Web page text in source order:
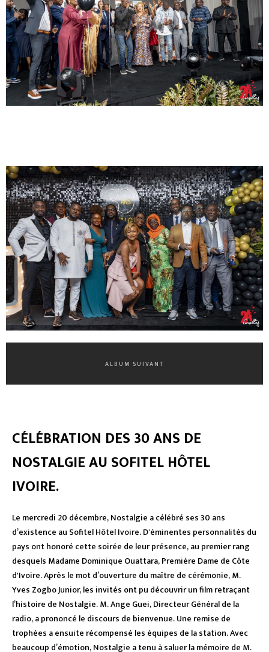
ALBUM SUIVANT
CÉLÉBRATION DES 30 ANS DE
NOSTALGIE AU SOFITEL HÔTEL
IVOIRE.
Le mercredi 20 décembre, Nostalgie a célébré ses 30 ans
d’existence au Sofitel Hôtel Ivoire. D'éminentes personnalités du
pays ont honoré cette soirée de leur présence, au premier rang
desquels Madame Dominique Ouattara, Première Dame de Côte
d'Ivoire. Après le mot d’ouverture du maître de cérémonie, M.
Yves Zogbo Junior, les invités ont pu découvrir un film retraçant
l’histoire de Nostalgie. M. Ange Guei, Directeur Général de la
radio, a prononcé le discours de bienvenue. Une remise de
trophées a ensuite récompensé les équipes de la station. Avec
beaucoup d’émotion, Nostalgie a tenu à saluer la mémoire de M.